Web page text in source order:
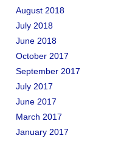
August 2018
July 2018
June 2018
October 2017
September 2017
July 2017
June 2017
March 2017
January 2017